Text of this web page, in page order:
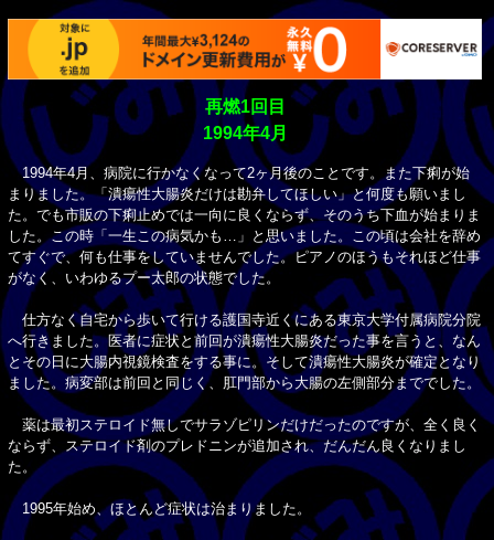
再燃1回目
1994年4月
1994年4月、病院に行かなくなって2ヶ月後のことです。また下痢が始
まりました。「潰瘍性大腸炎だけは勘弁してほしい」と何度も願いまし
た。でも市販の下痢止めでは一向に良くならず、そのうち下血が始まりま
した。この時「一生この病気かも…」と思いました。この頃は会社を辞め
てすぐで、何も仕事をしていませんでした。ピアノのほうもそれほど仕事
がなく、いわゆるプー太郎の状態でした。
仕方なく自宅から歩いて行ける護国寺近くにある東京大学付属病院分院
へ行きました。医者に症状と前回が潰瘍性大腸炎だった事を言うと、なん
とその日に大腸内視鏡検査をする事に。そして潰瘍性大腸炎が確定となり
ました。病変部は前回と同じく、肛門部から大腸の左側部分まででした。
薬は最初ステロイド無しでサラゾピリンだけだったのですが、全く良く
ならず、ステロイド剤のプレドニンが追加され、だんだん良くなりまし
た。
1995年始め、ほとんど症状は治まりました。